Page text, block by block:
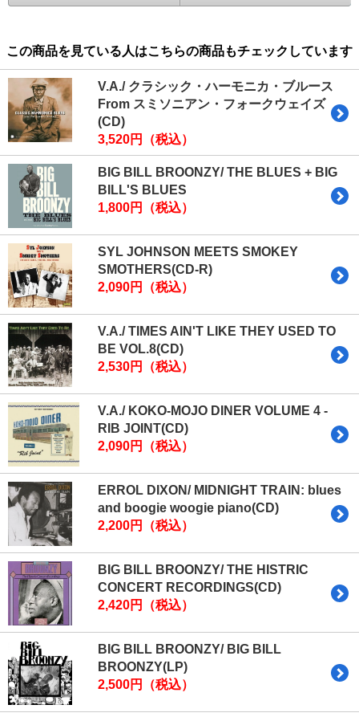
この商品を見ている人はこちらの商品もチェックしています
V.A./ クラシック・ハーモニカ・ブルース
From スミソニアン・フォークウェイズ
(CD)
3,520円（税込）
BIG BILL BROONZY/ THE BLUES + BIG
BILL'S BLUES
1,800円（税込）
SYL JOHNSON MEETS SMOKEY
SMOTHERS(CD-R)
2,090円（税込）
V.A./ TIMES AIN'T LIKE THEY USED TO
BE VOL.8(CD)
2,530円（税込）
V.A./ KOKO-MOJO DINER VOLUME 4 -
RIB JOINT(CD)
2,090円（税込）
ERROL DIXON/ MIDNIGHT TRAIN: blues
and boogie woogie piano(CD)
2,200円（税込）
BIG BILL BROONZY/ THE HISTRIC
CONCERT RECORDINGS(CD)
2,420円（税込）
BIG BILL BROONZY/ BIG BILL
BROONZY(LP)
2,500円（税込）